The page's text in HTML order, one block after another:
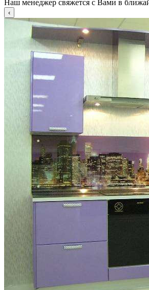
Наш менеджер свяжется с Вами в